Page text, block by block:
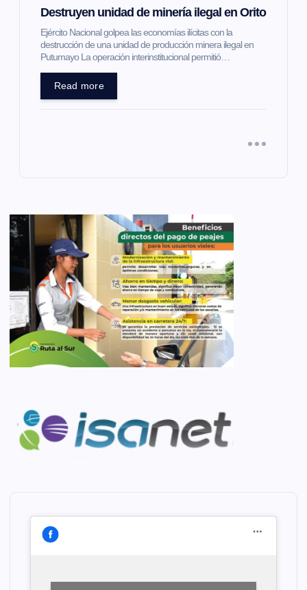
Destruyen unidad de minería ilegal en Orito
Ejército Nacional golpea las economías ilícitas con la
destrucción de una unidad de producción minera ilegal en
Putumayo La operación interinstitucional permitió…
Read more